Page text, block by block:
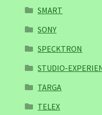
SMART
SONY
SPECKTRON
STUDIO-
TARGA
TELEX